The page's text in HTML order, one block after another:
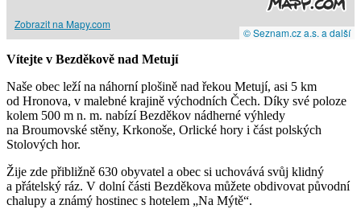
Zobrazit na Mapy.com
© Seznam.cz a.s. a další
Vítejte v Bezděkově nad Metují
Naše obec leží na náhorní plošině nad řekou Metují, asi 5 km
od Hronova, v malebné krajině východních Čech. Díky své poloze
kolem 500 m n. m. nabízí Bezděkov nádherné výhledy
na Broumovské stěny, Krkonoše, Orlické hory i část polských
Stolových hor.
Žije zde přibližně 630 obyvatel a obec si uchovává svůj klidný
a přátelský ráz. V dolní části Bezděkova můžete obdivovat původní
chalupy a známý hostinec s hotelem „Na Mýtě“.